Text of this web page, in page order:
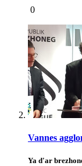
0
Vannes
Ya d'ar